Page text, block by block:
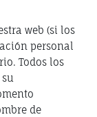
web (si los
personal
Todos los
de